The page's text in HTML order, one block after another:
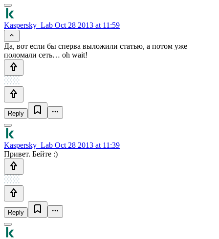
Kaspersky_Lab Oct 28 2013 at 11:59
Да, вот если бы сперва выложили статью, а потом уже
поломали сеть… oh wait!
Reply
Kaspersky_Lab Oct 28 2013 at 11:39
Привет. Бейте :)
Reply